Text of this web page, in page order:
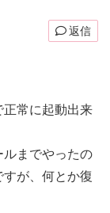
返信
常に起動出来
ルまでやったの
が、何とか復